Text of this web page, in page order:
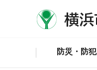
防災・防犯